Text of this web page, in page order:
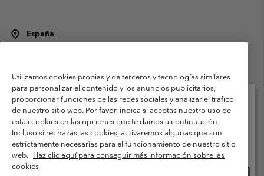
España
Condiciones de uso
Terminos de Venta
Garantía
Política de Privacidad
Términos y condiciones del programa de miembros
Términos De Uso Del Contenido Generado Por Los Usuarios
Impressum
Cookies Public CBCR
Utilizamos cookies propias y de terceros y tecnologías similares
para personalizar el contenido y los anuncios publicitarios,
proporcionar funciones de las redes sociales y analizar el tráfico
de nuestro sitio web. Por favor, indica si aceptas nuestro uso de
estas cookies en las opciones que te damos a continuación.
Incluso si rechazas las cookies, activaremos algunas que son
estrictamente necesarias para el funcionamiento de nuestro sitio
web. Haz clic aquí para conseguir más información sobre las
cookies
Selecciona tu país e idioma envío
Compras en línea disponibles